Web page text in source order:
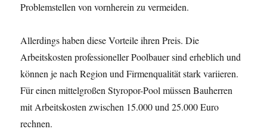
Problemstellen von vornherein zu vermeiden.
Allerdings haben diese Vorteile ihren Preis. Die
Arbeitskosten professioneller Poolbauer sind erheblich und
können je nach Region und Firmenqualität stark variieren.
Für einen mittelgroßen Styropor-Pool müssen Bauherren
mit Arbeitskosten zwischen 15.000 und 25.000 Euro
rechnen.